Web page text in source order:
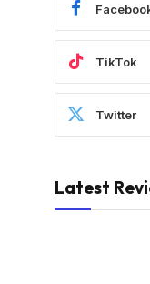
TikTok
Twitter
Latest